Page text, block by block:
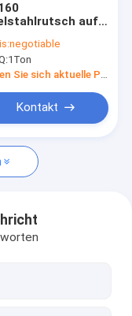
auf
F316
Material
negotiable
1Ton
Holen Sie sich aktuelle Preis
Kontakt